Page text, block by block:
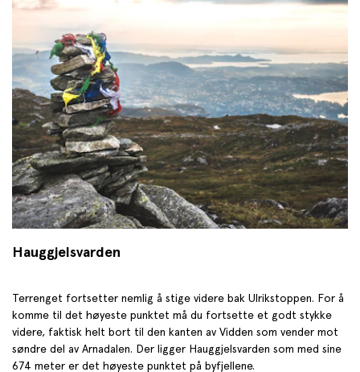
Hauggjelsvarden
Terrenget fortsetter nemlig å stige videre bak Ulrikstoppen. For å
komme til det høyeste punktet må du fortsette et godt stykke
videre, faktisk helt bort til den kanten av Vidden som vender mot
søndre del av Arnadalen. Der ligger Hauggjelsvarden som med sine
674 meter er det høyeste punktet på byfjellene.